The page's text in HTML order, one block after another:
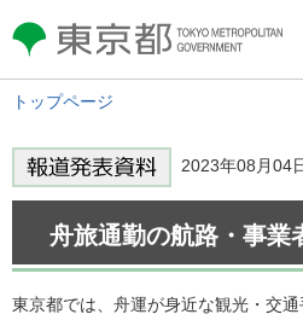
東京都 TOKYO METROPOLITAN
GOVERNMENT
トップページ
2023年08月
舟旅通勤の航路・事業
東京都では、舟運が身近な観光・交